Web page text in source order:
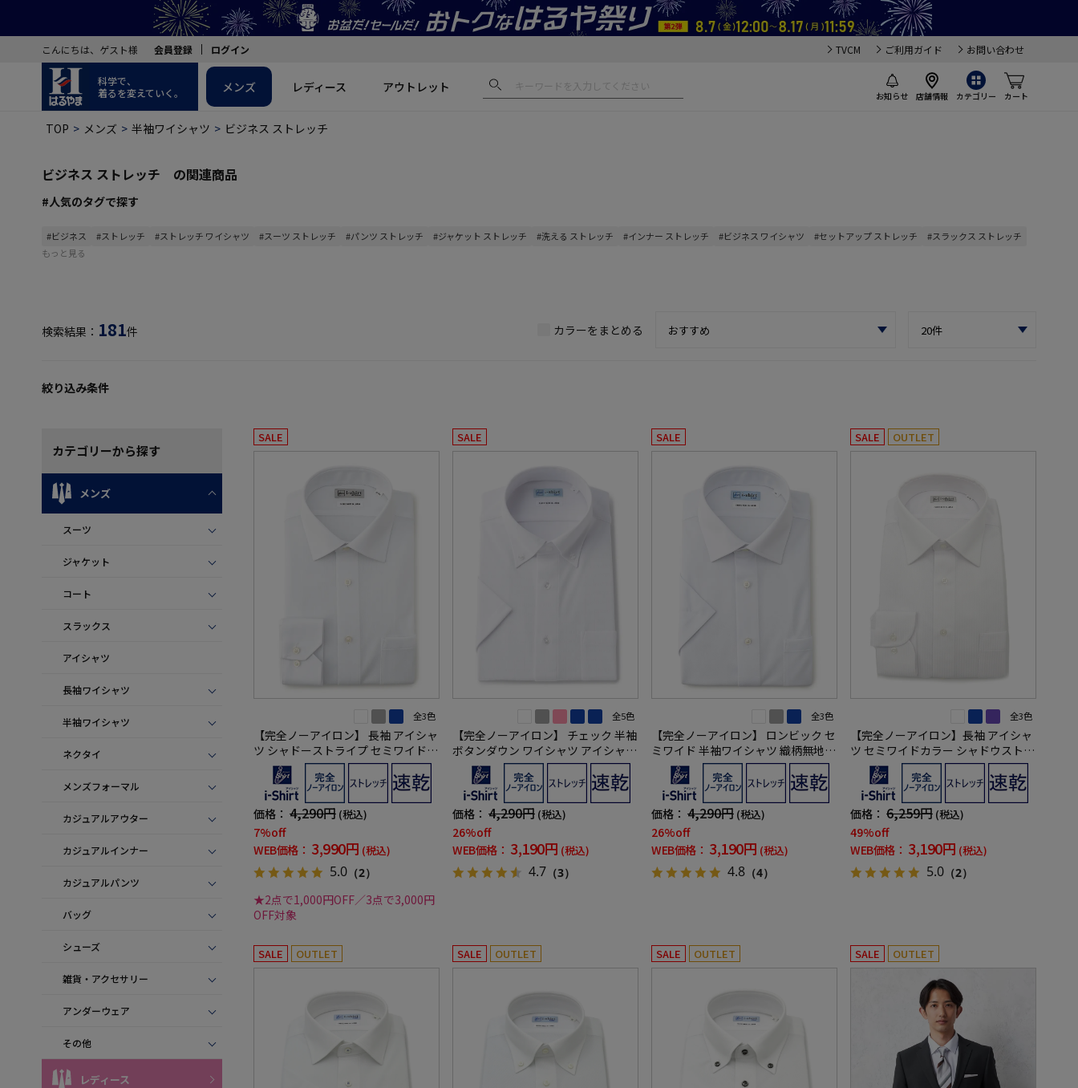
こんにちは、ゲスト様 会員登録 ログイン TVCM ご利用ガイド お問い合わせ
科学で、
着るを変えていく。
お知らせ 店舗情報 カテゴリー カート
メンズ レディース アウトレット
TOP メンズ 半袖ワイシャツ ビジネス ストレッチ
ビジネス ストレッチ の関連商品
#人気のタグで探す
#ビジネス #ストレッチ #ストレッチ ワイシャツ #スーツ ストレッチ #パンツ ストレッチ #ジャケット ストレッチ #洗える ストレッチ #インナー ストレッチ #ビジネス ワイシャツ #セットアップ ストレッチ
#スラックス ストレッチ
もっと見る
検索結果： 181件 カラーをまとめる
絞り込み条件
カテゴリーから探す
メンズ
スーツ
ジャケット
コート
スラックス
アイシャツ
長袖ワイシャツ
半袖ワイシャツ
ネクタイ
メンズフォーマル
カジュアルアウター
カジュアルインナー
カジュアルパンツ
バッグ
シューズ
雑貨・アクセサリー
アンダーウェア
その他
レディース
SALE
全3色
【完全ノーアイロン】 長袖 アイシャ
ツ シャドーストライプ セミワイド
形態安定 ストレッチ 吸汗速乾 ワイ
シャツ 通年
価格： 4,290円 (税込)
7%off
WEB価格： 3,990円 (税込)
5.0 （2）
★2点で1,000円OFF／3点で3,000円
OFF対象
SALE
全5色
【完全ノーアイロン】 チェック 半袖
ボタンダウン ワイシャツ アイシャツ
形態安定 ストレッチ 吸水速乾 春夏
価格： 4,290円 (税込)
26%off
WEB価格： 3,190円 (税込)
4.7 （3）
SALE
全3色
【完全ノーアイロン】 ロンビック セ
ミワイド 半袖ワイシャツ 織柄無地
形態安定 ストレッチ 吸汗速乾 ワイ
シャツ 春夏
価格： 4,290円 (税込)
26%off
WEB価格： 3,190円 (税込)
4.8 （4）
SALE OUTLET
全3色
【完全ノーアイロン】長袖 アイシャ
ツ セミワイドカラー シャドウストラ
イプ柄 ワイシャツ i-shirt 通年
価格： 6,259円 (税込)
49%off
WEB価格： 3,190円 (税込)
5.0 （2）
SALE OUTLET SALE OUTLET SALE OUTLET SALE OUTLET